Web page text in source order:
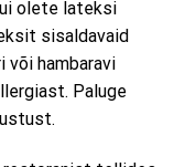
olete lateksi
sisaldavaid
hambaravi
Paluge